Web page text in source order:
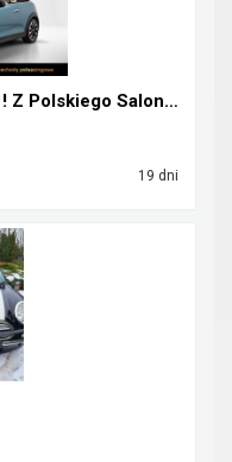
Mini Cooper Classic Trim aut ! Z Polskiego Salonu ...
19 dni